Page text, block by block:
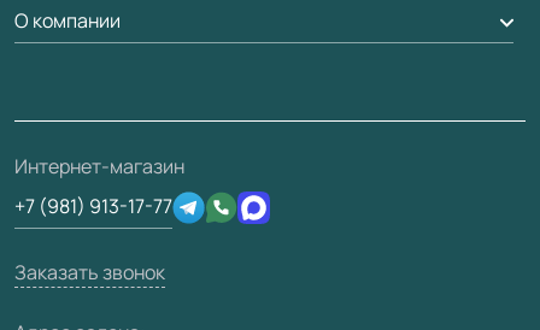
Погонаж
Вопрос-ответ
Отзывы клиентов
Техническая информация
Юридическая информация
Доставка
Дизайнерам / архитекторам
3D-модели
О компании
О фабрике
Сертификаты
Производство
Вакансии
Интернет-магазин
+7 (981) 913-17-77
Заказать звонок